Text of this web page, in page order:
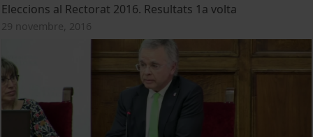
Eleccions al Rectorat 2016. Resultats 1a volta
29 novembre, 2016